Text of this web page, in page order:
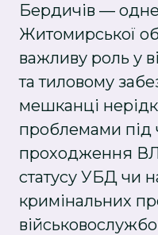
Бердичів —
Житомирської
важливу роль у
та тиловому
мешканці
проблемами під
проходження
статусу УБД чи
кримінальних